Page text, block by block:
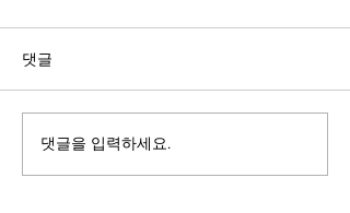
댓글
댓글을 입력하세요.